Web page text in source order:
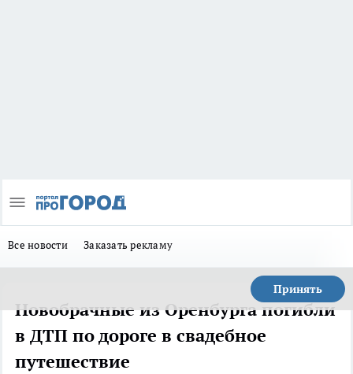
Все новости Заказать рекламу
Принять
Новобрачные из Оренбурга погибли
в ДТП по дороге в свадебное
путешествие